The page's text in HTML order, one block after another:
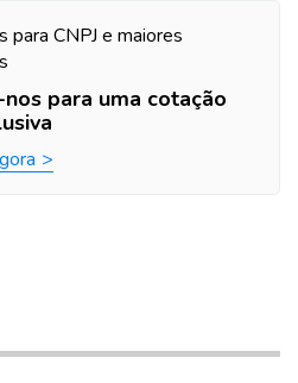
para CNPJ e maiores
para uma cotação